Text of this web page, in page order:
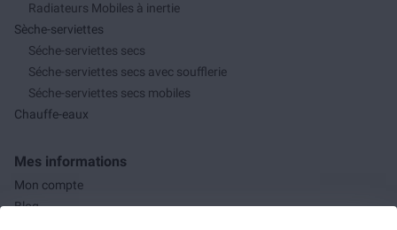
Radiateurs Mobiles à inertie
Sèche-serviettes
Séche-serviettes secs
Séche-serviettes secs avec soufflerie
Séche-serviettes secs mobiles
Chauffe-eaux
Mes informations
Mon compte
Blog